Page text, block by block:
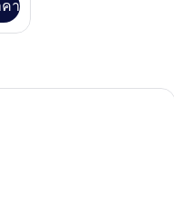
า
ต อัซซูร์โร